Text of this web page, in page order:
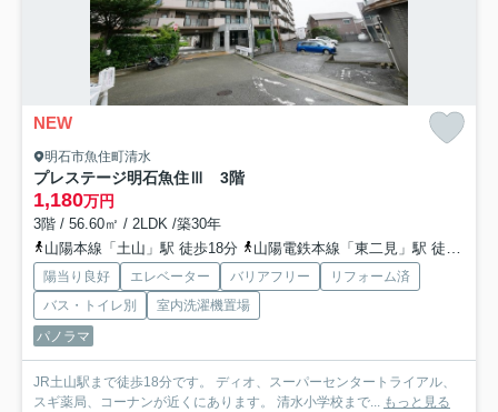
NEW
明石市魚住町清水
プレステージ明石魚住Ⅲ 3階
1,180万円
3階 / 56.60㎡ / 2LDK /築30年
山陽本線「土山」駅 徒歩18分
山陽電鉄本線「東二見」駅 徒歩30分
陽当り良好 エレベーター バリアフリー
リフォーム済
バス・トイレ別
室内洗濯機置場
パノラマ
JR土山駅まで徒歩18分です。 ディオ、スーパーセンタートライアル、
スギ薬局、コーナンが近くにあります。 清水小学校まで... もっと見る